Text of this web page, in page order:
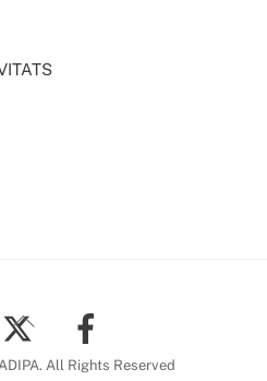
To
Top
All Rights Reserved